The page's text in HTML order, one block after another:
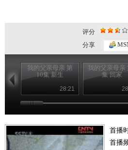
评分
分享
我的父亲母亲 第
10集 新生
28:21
我的父亲母亲
集 回家
首播
首播